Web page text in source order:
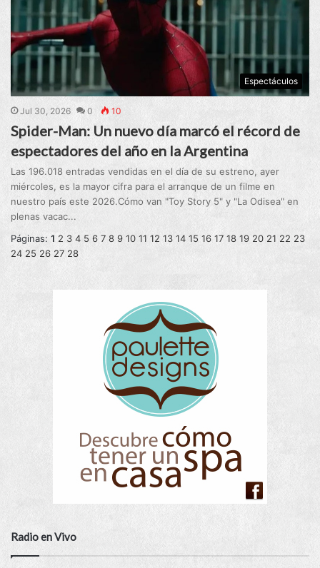
Espectáculos
Jul 30, 2026 0 10
Spider-Man: Un nuevo día marcó el récord de
espectadores del año en la Argentina
Las 196.018 entradas vendidas en el día de su estreno, ayer
miércoles, es la mayor cifra para el arranque de un filme en
nuestro país este 2026.Cómo van "Toy Story 5" y "La Odisea" en
plenas vacac...
Páginas: 1 2 3 4 5 6 7 8 9 10 11 12 13 14 15 16 17 18 19 20 21 22 23
24 25 26 27 28
Radio en Vivo